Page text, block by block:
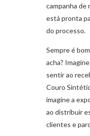
campanha de
está pronta
do processo.
Sempre é
acha?
sentir ao
Couro
imagine a
ao distribuir
clientes e